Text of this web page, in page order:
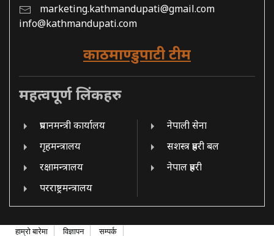
marketing.kathmandupati@gmail.com
info@kathmandupati.com
काठमाण्डुपाटी टीम
महत्वपूर्ण लिंकहरु
प्रधानमन्त्री कार्यालय
गृहमन्त्रालय
रक्षामन्त्रालय
परराष्ट्रमन्त्रालय
नेपाली सेना
सशस्त्र प्रहरी बल
नेपाल प्रहरी
हाम्रो बारेमा विज्ञापन सम्पर्क